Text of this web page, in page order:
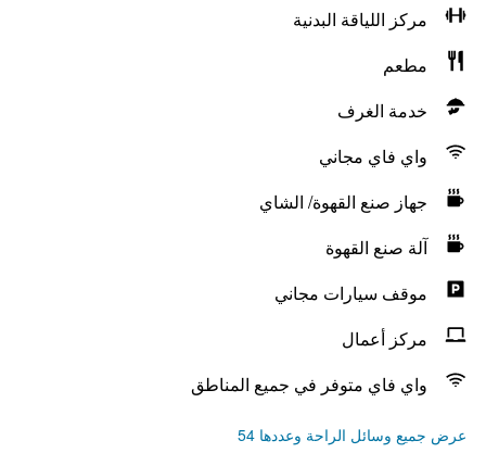
مركز اللياقة البدنية
مطعم
خدمة الغرف
واي فاي مجاني
جهاز صنع القهوة/ الشاي
آلة صنع القهوة
موقف سيارات مجاني
مركز أعمال
واي فاي متوفر في جميع المناطق
عرض جميع وسائل الراحة وعددها 54